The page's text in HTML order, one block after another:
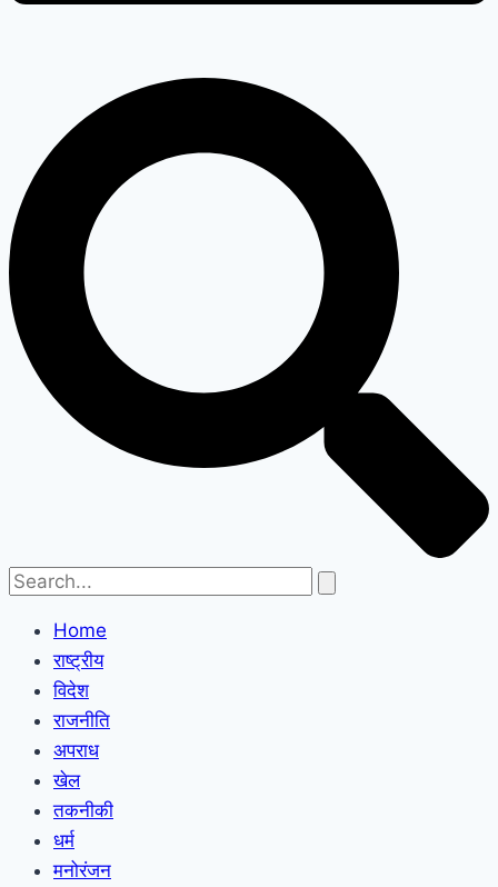
Home
राष्ट्रीय
विदेश
राजनीति
अपराध
खेल
तकनीकी
धर्म
मनोरंजन